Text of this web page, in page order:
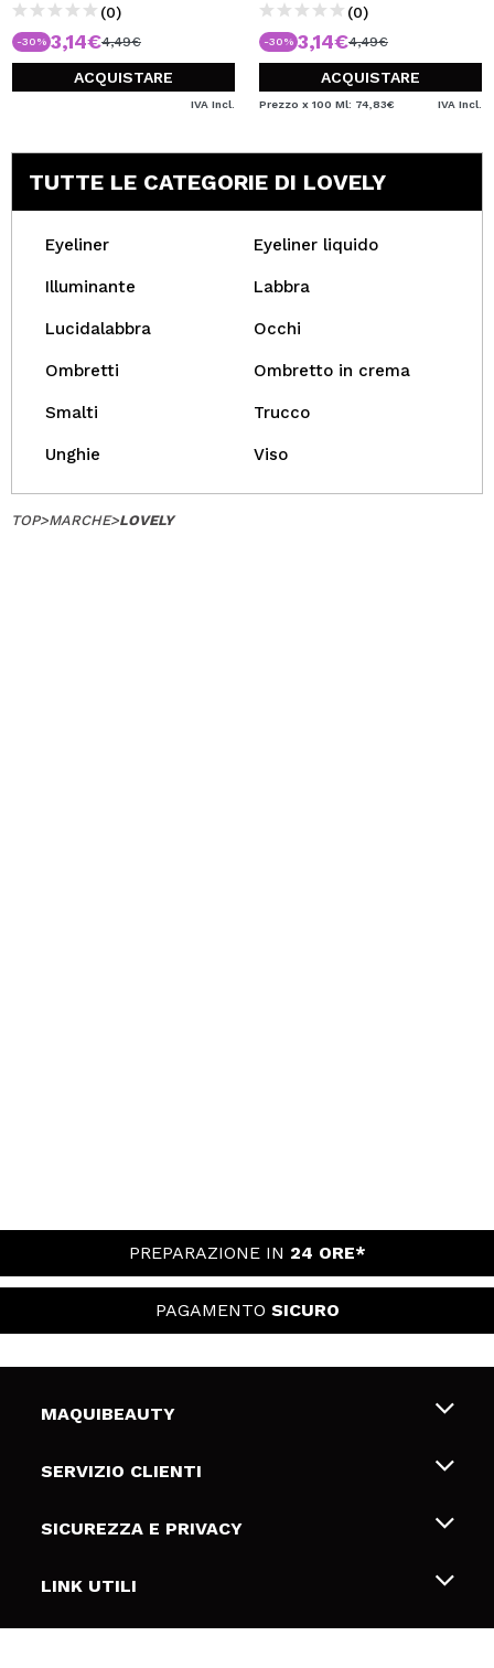
(0)
-30% 3,14€4,49€
ACQUISTARE
IVA Incl.
(0)
-30% 3,14€4,49€
ACQUISTARE
Prezzo x 100 Ml: 74,83€ IVA Incl.
TUTTE LE CATEGORIE DI LOVELY
Eyeliner Eyeliner liquido
Illuminante Labbra
Lucidalabbra Occhi
Ombretti Ombretto in crema
Smalti Trucco
Unghie Viso
TOP>MARCHE>LOVELY
PREPARAZIONE IN 24 ORE*
PAGAMENTO SICURO
MAQUIBEAUTY
Chi siamo
Gift Cards
SERVIZIO CLIENTI
Spedizioni & Resi
Metodi di pagamamento
SICUREZZA E PRIVACY
Termini e condizioni
LINK UTILI